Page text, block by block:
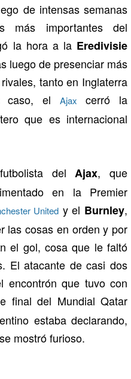
de intensas semanas
más importantes del
la hora a la Eredivisie
luego de presenciar más
tanto en Inglaterra
caso, el
Ajax
cerró la
que es internacional
del Ajax, que
en la Premier
United y el Burnley,
las cosas en orden y por
el gol, cosa que le faltó
El atacante de casi dos
encontrón que tuvo con
final del Mundial Qatar
estaba declarando,
mostró furioso.